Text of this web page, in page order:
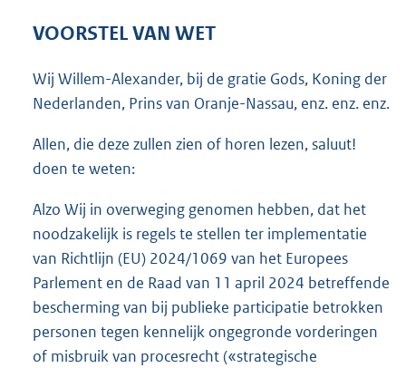
VOORSTEL VAN WET
Wij Willem-Alexander, bij de gratie Gods, Koning der
Nederlanden, Prins van Oranje-Nassau, enz. enz. enz.
Allen, die deze zullen zien of horen lezen, saluut!
doen te weten:
Alzo Wij in overweging genomen hebben, dat het
noodzakelijk is regels te stellen ter implementatie
van Richtlijn (EU) 2024/1069 van het Europees
Parlement en de Raad van 11 april 2024 betreffende
bescherming van bij publieke participatie betrokken
personen tegen kennelijk ongegronde vorderingen
of misbruik van procesrecht («strategische